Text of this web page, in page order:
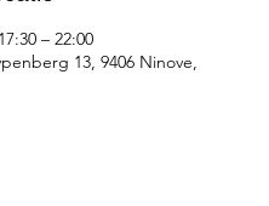
– 22:00
13, 9406 Ninove,